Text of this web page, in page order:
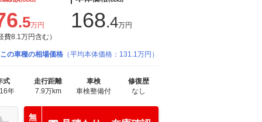
.5万円
費8.1万円含む）
168.4万円
この車種の相場価格 （平均本体価格：131.1万円）
式
年
走行距離
7.9万km
車検
車検整備付
修復歴
なし
無